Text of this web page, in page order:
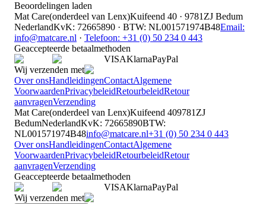
Beoordelingen laden
Mat Care(onderdeel van Lenx)Kuifeend 40 · 9781ZJ Bedum
NederlandKvK: 72665890 · BTW: NL001571974B48Email:
info@matcare.nl · Telefoon: +31 (0) 50 234 0 443
Geaccepteerde betaalmethoden
VISAKlarnaPayPal
Wij verzenden met
Over onsHandleidingenContactAlgemene
VoorwaardenPrivacybeleidRetourbeleidRetour
aanvragenVerzending
Mat Care(onderdeel van Lenx)Kuifeend 409781ZJ
BedumNederlandKvK: 72665890BTW:
NL001571974B48info@matcare.nl+31 (0) 50 234 0 443
Over onsHandleidingenContactAlgemene
VoorwaardenPrivacybeleidRetourbeleidRetour
aanvragenVerzending
Geaccepteerde betaalmethoden
VISAKlarnaPayPal
Wij verzenden met